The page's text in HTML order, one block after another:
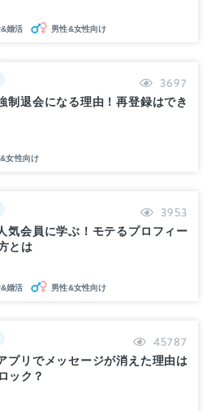
婚活 男性&女性向け
3697
制退会になる理由！再登録はでき
女性向け
3953
気会員に学ぶ！モテるプロフィー
とは
婚活 男性&女性向け
45787
プリでメッセージが消えた理由は
ック？